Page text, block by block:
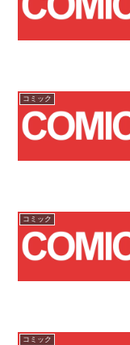
コミック
コミック
コミック